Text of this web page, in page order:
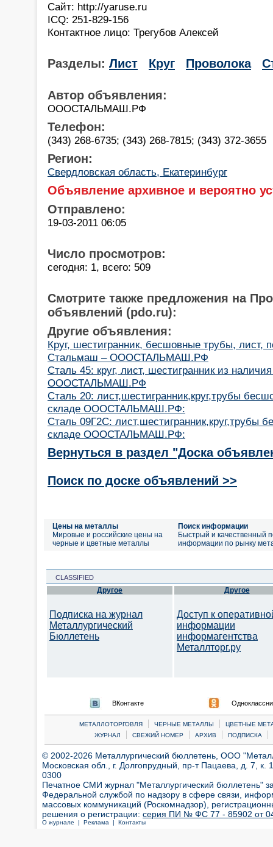
Сайт: http://yaruse.ru
ICQ: 251-829-156
Контактное лицо: Трегубов Алексей
Разделы: Лист Круг Проволока
Автор объявления:
ОООСТАЛЬМАШ.РФ
Телефон:
(343) 268-6735; (343) 268-7815; (343) 372-3655
Регион:
Свердловская область, Екатеринбург
Объявление архивное и вероятно
Отправлено:
19-03-2011 06:05
Число просмотров:
сегодня: 1, всего: 509
Смотрите также предложения на
объявлений (pdo.ru):
Другие объявления:
Круг, шестигранник, бесшовные трубы, лист,
Стальмаш – ОООСТАЛЬМАШ.РФ
Сталь 45: круг, лист, шестигранник из
ОООСТАЛЬМАШ.РФ
Сталь 20: лист,шестигранник,круг,трубы
складе ОООСТАЛЬМАШ.РФ:
Сталь 09Г2С: лист,шестигранник,круг,трубы
складе ОООСТАЛЬМАШ.РФ:
Вернуться в раздел "Доска
Поиск по доске объявлений >>
Цены на металлы
Мировые и российские цены на
черные и цветные металлы
Поиск информации
Быстрый и качественный
информации по рынку
CLASSIFIED
Другое
Подписка на журнал
Металлургический
Бюллетень
Другое
Доступ к
информации
информагентства
Металлторг.ру
ВКонтакте
МЕТАЛЛОТОРГОВЛЯ | ЧЕРНЫЕ МЕТАЛЛЫ |
ЦВЕТНЫЕ
ЖУРНАЛ
| СВЕЖИЙ НОМЕР | АРХИВ | ПОДПИСКА |
© 2002-2026 Металлургический бюллетень, ООО
Московская обл., г. Долгопрудный, пр-т Пацаева, д. 7,
0300
Печатное СМИ журнал "Металлургический бюллетень"
Федеральной службой по надзору в сфере связи,
массовых коммуникаций (Роскомнадзор),
решения о регистрации: серия ПИ № ФС 77 - 85902 от 04
О журнале | Реклама | Контакты